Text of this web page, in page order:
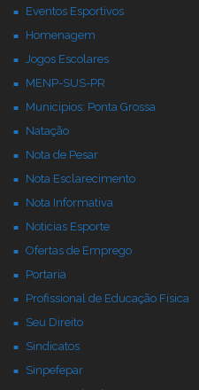
Eventos Esportivos
Homenagem
Jogos Escolares
MENP-SUS-PR
Municipios: Ponta Grossa
Natação
Nota de Pesar
Nota Esclarecimento
Nota Informativa
Noticias Esporte
Ofertas de Emprego
Portaria
Profissional de Educação Física
Seu Direito
Sindicatos
Sinpefepar